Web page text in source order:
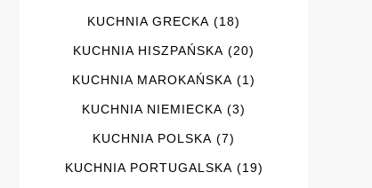
KUCHNIA GRECKA (18)
KUCHNIA HISZPAŃSKA (20)
KUCHNIA MAROKAŃSKA (1)
KUCHNIA NIEMIECKA (3)
KUCHNIA POLSKA (7)
KUCHNIA PORTUGALSKA (19)